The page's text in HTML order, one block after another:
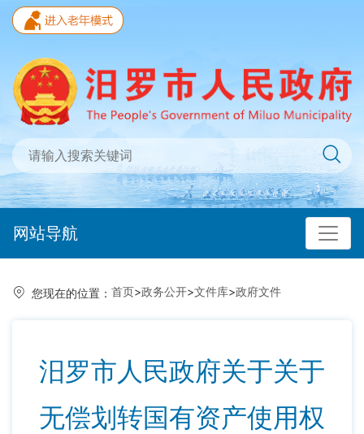
网站导航
您现在的位置： 首页>政务公开>文件库>政府文件
汨罗市人民政府关于关于
无偿划转国有资产使用权